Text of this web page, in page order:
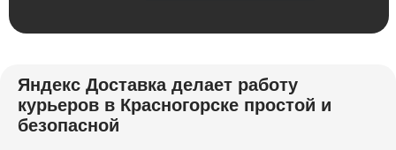
Яндекс Доставка делает работу
курьеров в Красногорске простой и
безопасной